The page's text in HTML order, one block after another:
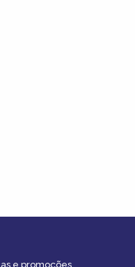
e promoções